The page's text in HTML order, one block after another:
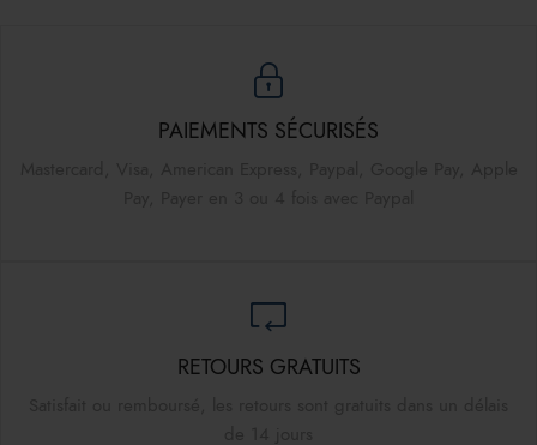
PAIEMENTS SÉCURISÉS
RETOURS GRATUITS